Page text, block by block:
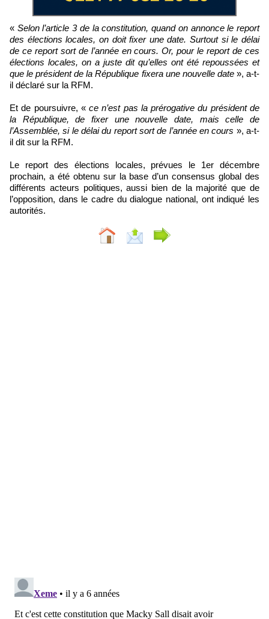
« Selon l’article 3 de la constitution, quand on annonce le report
des élections locales, on doit fixer une date. Surtout si le délai
de ce report sort de l’année en cours. Or, pour le report de ces
élections locales, on a juste dit qu’elles ont été repoussées et
que le président de la République fixera une nouvelle date», a-t-
il déclaré sur la RFM.
Et de poursuivre, «ce n’est pas la prérogative du président de
la République, de fixer une nouvelle date, mais celle de
l’Assemblée, si le délai du report sort de l’année en cours », a-t-
il dit sur la RFM.
Le report des élections locales, prévues le 1er décembre
prochain, a été obtenu sur la base d’un consensus global des
différents acteurs politiques, aussi bien de la majorité que de
l’opposition, dans le cadre du dialogue national, ont indiqué les
autorités.